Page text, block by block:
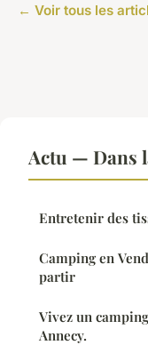
← Voir tous les
Actu — Dans
Entretenir des
Camping en
partir
Vivez un
Annecy.